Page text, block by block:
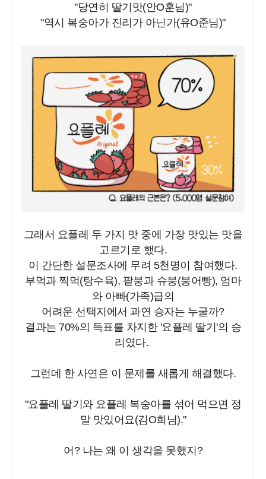
"당연히 딸기맛(안O훈님)"
"역시 복숭아가 진리가 아닌가(유O준님)"
그래서 요플레 두 가지 맛 중에 가장 맛있는 맛을
고르기로 했다.
이 간단한 설문조사에 무려 5천명이 참여했다.
부먹과 찍먹(탕수육), 팥붕과 슈붕(붕어빵), 엄마
와 아빠(가족)급의
어려운 선택지에서 과연 승자는 누굴까?
결과는 70%의 득표를 차지한 '요플레 딸기'의 승
리였다.
그런데 한 사연은 이 문제를 새롭게 해결했다.
"요플레 딸기와 요플레 복숭아를 섞어 먹으면 정
말 맛있어요(김O희님)."
어? 나는 왜 이 생각을 못했지?